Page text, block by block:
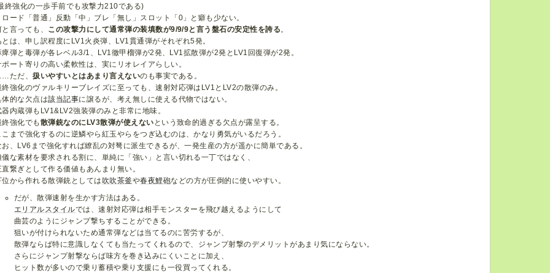
終強化の一歩手前でも攻撃力210である)
ロード「普通」反動「中」ブレ「無し」スロット「0」と癖も少ない。
と言っても、 この攻撃力にして通常弾の装填数が9/9/9と言う盤石の安定性を誇る。
とは、申し訳程度にLV1火炎弾、LV1貫通弾がそれぞれ5発。
痺弾と毒弾が各レベル3/1、LV1徹甲榴弾が2発、LV1拡散弾が2発とLV1回復弾が2発。
ポート寄りの高い柔軟性は、実にリオレイアらしい。
ただ、扱いやすいとはあまり言えないのも事実である。
終強化のヴァルキリーブレイズに至っても、速射対応弾はLV1とLV2の散弾のみ。
体的な欠点は該当記事に譲るが、考え無しに使える代物ではない。
器内蔵弾もLV1&LV2強装弾のみと非常に地味。
終強化でも 散弾銃なのにLV3散弾が使えない という致命的過ぎる欠点が露呈する。
こまで強化するのに逆鱗やら紅玉やらをつぎ込むのは、かなり勇気がいるだろう。
お、LV6まで強化すれば繚乱の対弩に派生できるが、一発生産の方が遥かに簡単である。
儀な素材を要求される割に、単純に「強い」と言い切れる一丁ではなく、
直繋ぎとして作る価値もあんまり無い。
位から作れる散弾銃としては 吹吹茶釜や春夜鯉砲などの方が圧倒的に使いやすい。
だが、散弾速射を生かす方法はある。
エリアルスタイルでは、速射対応弾は相手モンスターを飛び越えるようにして
曲芸のようにジャンプ撃ちすることができる。
狙いが付けられないため通常弾などは当てるのに苦労するが、
散弾ならば特に意識しなくても当たってくれるので、ジャンプ射撃のデメリットがあまり気にならない。
さらにジャンプ射撃ならば味方を巻き込みにくいことに加え、
ヒット数が多いので乗り蓄積や乗り支援にも一役買ってくれる。